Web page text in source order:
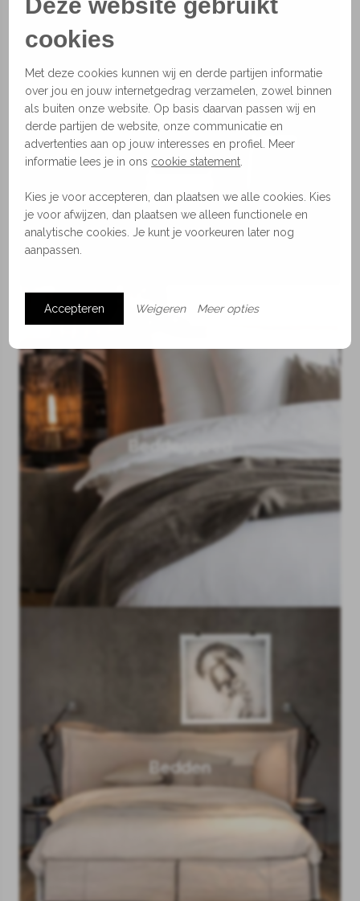
Lampen
Beddengoed
Bedden
cookies
Met deze cookies kunnen wij en derde partijen informatie
over jou en jouw internetgedrag verzamelen, zowel binnen
als buiten onze website. Op basis daarvan passen wij en
derde partijen de website, onze communicatie en
advertenties aan op jouw interesses en profiel. Meer
informatie lees je in ons cookie statement
Kies je voor accepteren, dan plaatsen we alle cookies. Kies
je voor afwijzen, dan plaatsen we alleen functionele en
analytische cookies. Je kunt je voorkeuren later nog
aanpassen.
Accepteren Weigeren Meer opties